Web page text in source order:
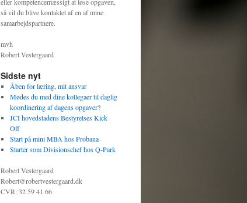
så vil du blive kontaktet af en af mine
samarbejdspartnere.
mvh
Robert Vestergaard
Sidste nyt
Åben for læring, mit ansvar
Mødes du med dine kollegaer til daglig
koordinering af dagens opgaver?
JCI hovedstadens Bestyrelses Kick
Off
Start på mini MBA hos Probana
Starter som Divisionschef hos Q-Park
Robert Vestergaard
Robert@robertvestergaard.dk
CVR: 32 59 41 66